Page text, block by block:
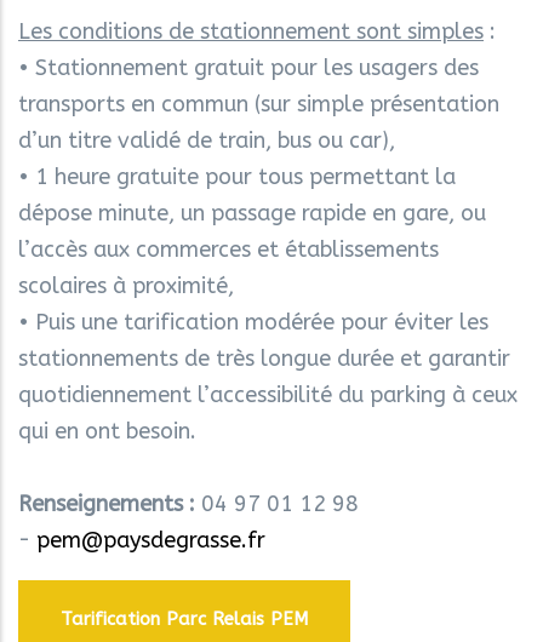
Les conditions de stationnement sont simples :
• Stationnement gratuit pour les usagers des
transports en commun (sur simple présentation
d’un titre validé de train, bus ou car),
• 1 heure gratuite pour tous permettant la
dépose minute, un passage rapide en gare, ou
l’accès aux commerces et établissements
scolaires à proximité,
• Puis une tarification modérée pour éviter les
stationnements de très longue durée et garantir
quotidiennement l’accessibilité du parking à ceux
qui en ont besoin.
Renseignements : 04 97 01 12 98
- pem@paysdegrasse.fr
Tarification Parc Relais PEM